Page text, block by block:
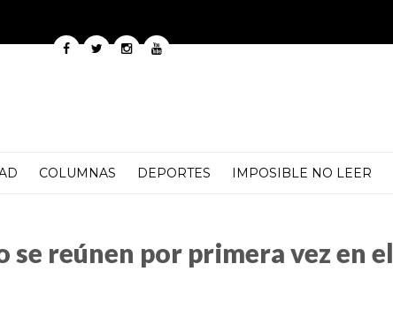
COLUMNAS DEPORTES IMPOSIBLE NO LEER
se reúnen por primera vez en el